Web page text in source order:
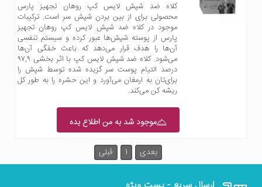
کلاه ضد شپش لایس کپ روهان تجهیز پارس
محصولی برای از بین بردن شپش سر است. ترکیبات
موجود در کلاه ضد شپش لایس کپ روهان تجهیز
پارس از پوسته شپش‌ها عبور کرده و سیستم تنفسی
آن‌ها را هدف قرار می‌دهد که باعث خفگی آن‌ها
می‌شود. کلاه ضد شپش لایس کپ با اثر بخشی ۹۷,۹
درصد التیام پوست سر گزیده شده توسط شپش را
برای‌تان به ارمغان می‌آورد و این حشره را به طور کل
ریشه کن می‌کند.
موجود شد به من اطلاع بده
قبلی 1 بعدی